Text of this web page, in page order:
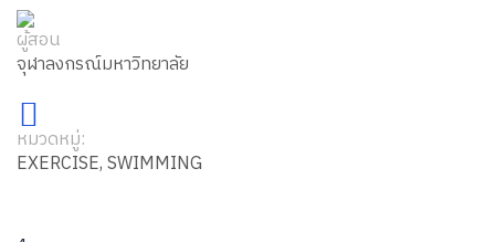
ผู้สอน
จุฬาลงกรณ์มหาวิทยาลัย
หมวดหมู่:
EXERCISE,SWIMMING